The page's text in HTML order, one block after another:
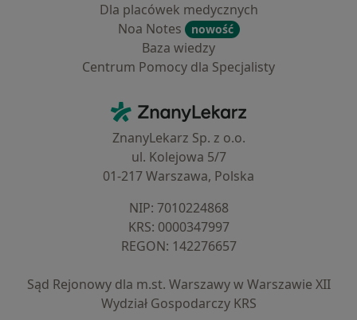
Dla placówek medycznych
Noa Notes
nowość
Baza wiedzy
Centrum Pomocy dla Specjalisty
ZnanyLekarz - Strona główna
ZnanyLekarz Sp. z o.o.
ul. Kolejowa 5/7
01-217 Warszawa, Polska
NIP: ⁠7010224868
KRS: ⁠0000347997
REGON: ⁠142276657
Sąd Rejonowy dla m.st. Warszawy w Warszawie XII
Wydział Gospodarczy KRS